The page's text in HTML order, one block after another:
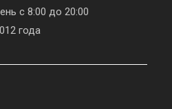
с 8:00 до 20:00
года